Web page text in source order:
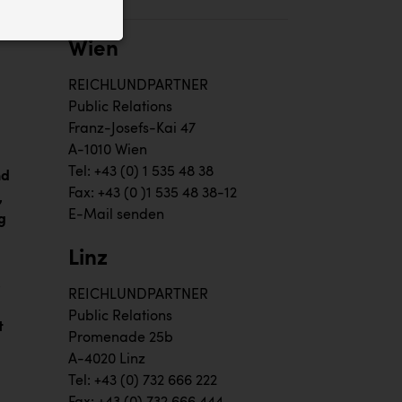
Wien
REICHLUNDPARTNER
Public Relations
Franz-Josefs-Kai 47
A-1010 Wien
Tel: +43 (0) 1 535 48 38
Fax: +43 (0 )1 535 48 38-12
E-Mail senden
Linz
REICHLUNDPARTNER
Public Relations
Promenade 25b
A-4020 Linz
Tel: +43 (0) 732 666 222
Website